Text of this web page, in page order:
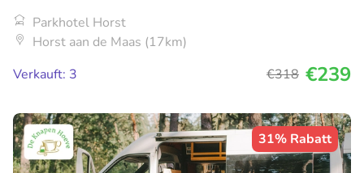
Parkhotel Horst
Horst aan de Maas (17km)
Verkauft: 3
€318 €239
31% Rabatt